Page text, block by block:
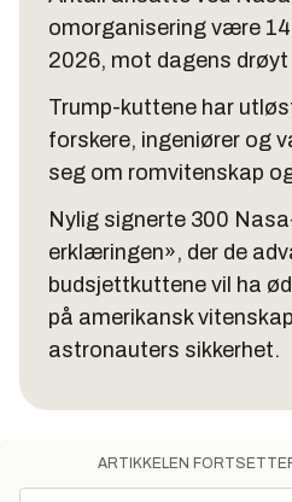
omorganisering være
2026, mot dagens
Trump-kuttene har
forskere, ingeniører og
seg om romvitenskap
Nylig signerte 300
erklæringen», der de
budsjettkuttene vil ha
på amerikansk
astronauters sikkerhet.
ARTIKKELEN